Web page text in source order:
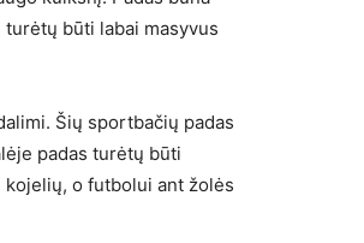
būti labai masyvus
Šių sportbačių padas
padas turėtų būti
o futbolui ant žolės